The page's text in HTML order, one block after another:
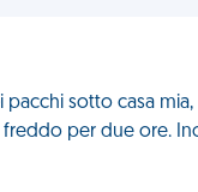
sotto casa
per due ore.